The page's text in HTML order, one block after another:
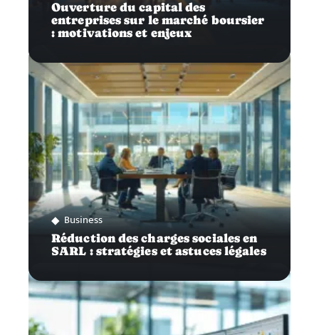
Ouverture du capital des
entreprises sur le marché boursier
: motivations et enjeux
Business
Réduction des charges sociales en
SARL : stratégies et astuces légales